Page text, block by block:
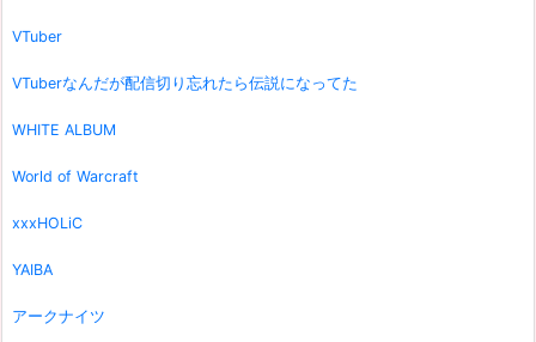
VTuber
VTuberなんだが配信切り忘れたら伝説になってた
WHITE ALBUM
World of Warcraft
xxxHOLiC
YAIBA
アークナイツ